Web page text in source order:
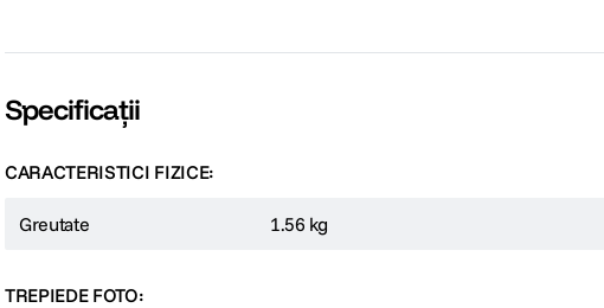
Specificații
CARACTERISTICI FIZICE:
Greutate 1.56 kg
TREPIEDE FOTO: